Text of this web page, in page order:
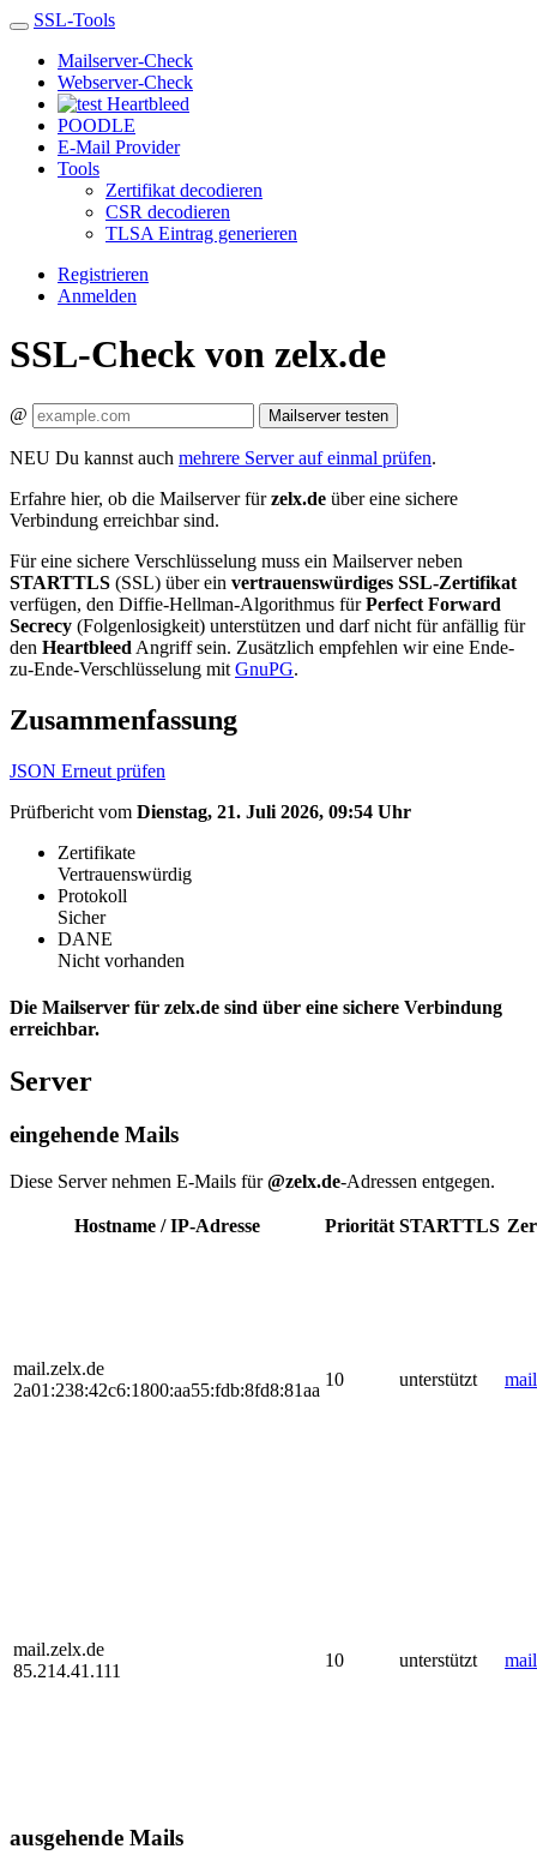
SSL-Tools
Mailserver-Check
Webserver-Check
Heartbleed
POODLE
E-Mail Provider
Tools
Zertifikat decodieren
CSR decodieren
TLSA Eintrag generieren
Registrieren
Anmelden
SSL-Check von zelx.de
@ Mailserver testen
NEU Du kannst auch mehrere Server auf einmal prüfen.
Erfahre hier, ob die Mailserver fürzelx.de über eine sichere
Verbindung erreichbar sind.
Für eine sichere Verschlüsselung muss ein Mailserver neben
STARTTLS (SSL) über ein vertrauenswürdiges SSL-Zertifikat
verfügen, den Diffie-Hellman-Algorithmus fürPerfect Forward
Secrecy (Folgenlosigkeit) unterstützen und darf nicht für anfällig für
den Heartbleed Angriff sein. Zusätzlich empfehlen wir eine Ende-
zu-Ende-Verschlüsselung mit GnuPG.
Zusammenfassung
JSON Erneut prüfen
Prüfbericht vom Dienstag, 21. Juli 2026, 09:54 Uhr
Zertifikate
Vertrauenswürdig
Protokoll
Sicher
DANE
Nicht vorhanden
Die Mailserver für zelx.de sind über eine sichere Verbindung
erreichbar.
Server
eingehende Mails
Diese Server nehmen E-Mails für@zelx.de-Adressen entgegen.
Hostname / IP-Adresse Priorität STARTTLS
mail.zelx.de
2a01:238:42c6:1800:aa55:fdb:8fd8:81aa
10 unterstützt
mail.zelx.de
85.214.41.111
10 unterstützt
ausgehende Mails